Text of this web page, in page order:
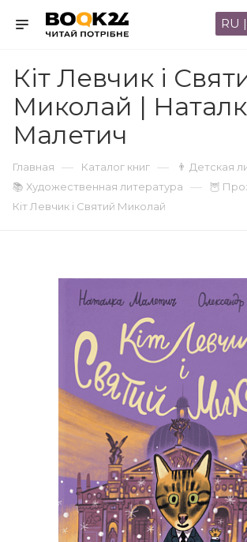
RU |
Кіт Левчик і
Миколай |
Малетич
Главная — Каталог книг — 👨 Детская
📚 Художественная литература — 🦉
Кіт Левчик і Святий Миколай